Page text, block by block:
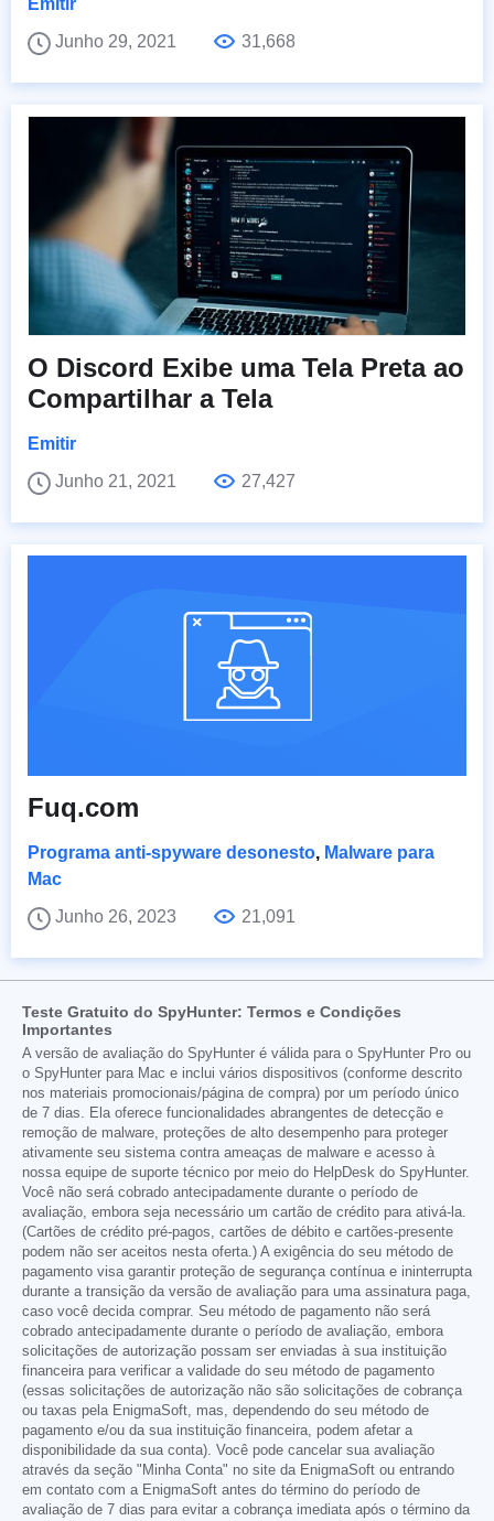
Emitir
Junho 29, 2021
31,668
O Discord Exibe uma Tela Preta ao
Compartilhar a Tela
Emitir
Junho 21, 2021
27,427
Fuq.com
Programa anti-spyware desonesto, Malware para
Mac
Junho 26, 2023
21,091
Teste Gratuito do SpyHunter: Termos e Condições
Importantes
A versão de avaliação do SpyHunter é válida para o SpyHunter Pro ou
o SpyHunter para Mac e inclui vários dispositivos (conforme descrito
nos materiais promocionais/página de compra) por um período único
de 7 dias. Ela oferece funcionalidades abrangentes de detecção e
remoção de malware, proteções de alto desempenho para proteger
ativamente seu sistema contra ameaças de malware e acesso à
nossa equipe de suporte técnico por meio do HelpDesk do SpyHunter.
Você não será cobrado antecipadamente durante o período de
avaliação, embora seja necessário um cartão de crédito para ativá-la.
(Cartões de crédito pré-pagos, cartões de débito e cartões-presente
podem não ser aceitos nesta oferta.) A exigência do seu método de
pagamento visa garantir proteção de segurança contínua e ininterrupta
durante a transição da versão de avaliação para uma assinatura paga,
caso você decida comprar. Seu método de pagamento não será
cobrado antecipadamente durante o período de avaliação, embora
solicitações de autorização possam ser enviadas à sua instituição
financeira para verificar a validade do seu método de pagamento
(essas solicitações de autorização não são solicitações de cobrança
ou taxas pela EnigmaSoft, mas, dependendo do seu método de
pagamento e/ou da sua instituição financeira, podem afetar a
disponibilidade da sua conta). Você pode cancelar sua avaliação
através da seção "Minha Conta" no site da EnigmaSoft ou entrando
em contato com a EnigmaSoft antes do término do período de
avaliação de 7 dias para evitar a cobrança imediata após o término da